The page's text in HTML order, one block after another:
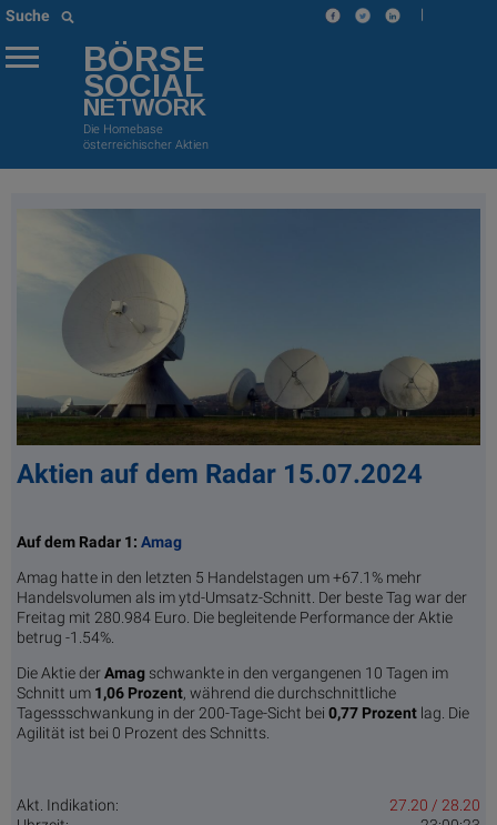
Suche |
BÖRSE
SOCIAL
NETWORK
Die Homebase
österreichischer Aktien
Aktien auf dem Radar 15.07.2024
Auf dem Radar 1: Amag
Amag hatte in den letzten 5 Handelstagen um +67.1% mehr
Handelsvolumen als im ytd-Umsatz-Schnitt. Der beste Tag war der
Freitag mit 280.984 Euro. Die begleitende Performance der Aktie
betrug -1.54%.
Die Aktie derAmag schwankte in den vergangenen 10 Tagen im
Schnitt um 1,06 Pro­zent, während die durchschnittliche
Tagessschwankung in der 200-Tage-Sicht bei 0,77 Prozent lag. Die
Agilität ist bei 0 Prozent des Schnitts.
Akt. Indikation:
27.20 / 28.20